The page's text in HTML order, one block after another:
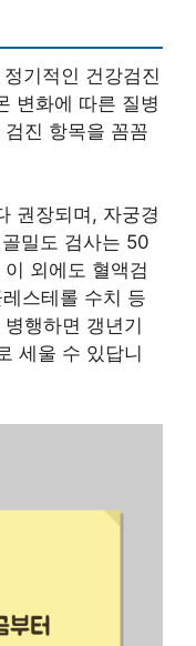
기적인 건강검진
변화에 따른 질병
진 항목을 꼼꼼
권장되며, 자궁경
밀도 검사는 50
외에도 혈액검
스테롤 수치 등
행하면 갱년기
세울 수 있답니